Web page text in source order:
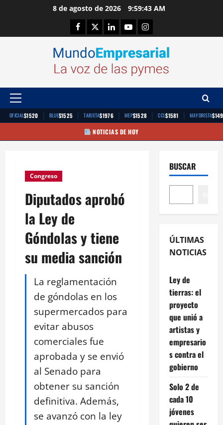
8 de agosto de 2026 9:59:44 AM
Facebook
TwitterLinkedinYoutubeInstagram
Menú
principal
OFICIAL$1520 | BLUE$1525 | TARJETA$1976 | MEP$1528 | CCL$1581 | MAYORISTA
NOTICIAS DE HOY
Congreso
Diputados aprobó
la Ley de
Góndolas y tiene
su media sanción
La reglamentación
de góndolas en los
supermercados para
evitar abusos
comerciales fue
aprobada y se envió
al Senado para
obtener su sanción
definitiva. Además,
se avanzó con la ley
BUSCAR
ÚLTIMAS
NOTICIAS
Ley de
tierras: el
proyecto
que unió a
artistas y
empresario
s contra el
gobierno
Solo 2 de
cada 10
jóvenes